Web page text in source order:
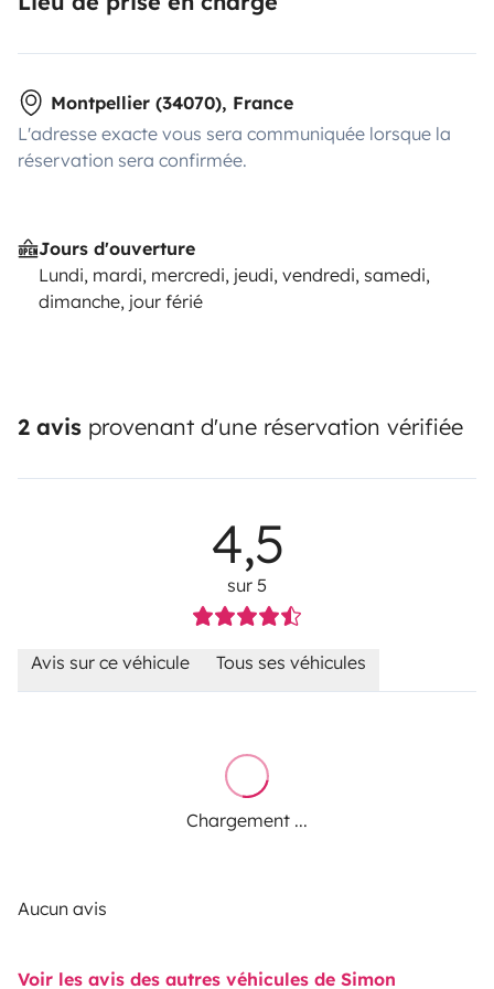
Montpellier (34070), France
L'adresse exacte vous sera communiquée lorsque la
réservation sera confirmée.
Jours d'ouverture
Lundi, mardi, mercredi, jeudi, vendredi, samedi,
dimanche, jour férié
2 avis provenant d'une réservation vérifiée
4,5
sur 5
Avis sur ce véhicule Tous ses véhicules
Chargement ...
Aucun avis
Voir les avis des autres véhicules de Simon